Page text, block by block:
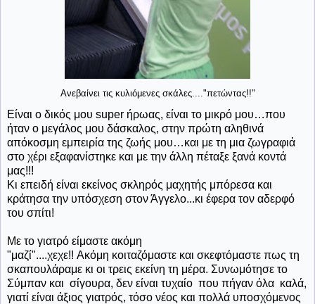
Ανεβαίνει τις κυλιόμενες σκάλες...."πετώντας!!"
Είναι ο δικός μου super ήρωας, είναι το μικρό μου…που
ήταν ο μεγάλος μου δάσκαλος, στην πρώτη αληθινά
απόκοσμη εμπειρία της ζωής μου…και με τη μια ζωγραφιά
στο χέρι εξαφανίστηκε και με την άλλη πέταξε ξανά κοντά
μας!!!
Κι επειδή είναι εκείνος σκληρός μαχητής μπόρεσα και
κράτησα την υπόσχεση στον Άγγελο...κι έφερα τον αδερφό
του σπίτι!
Με το γιατρό είμαστε ακόμη
"μαζί"....χεχε!! Ακόμη κοιταζόμαστε και σκεφτόμαστε πως τη
σκαπουλάραμε κι οι τρεις εκείνη τη μέρα. Συνωμότησε το
Σύμπαν και σίγουρα, δεν είναι τυχαίο που πήγαν όλα καλά,
γιατί είναι άξιος γιατρός, τόσο νέος και πολλά υποσχόμενος